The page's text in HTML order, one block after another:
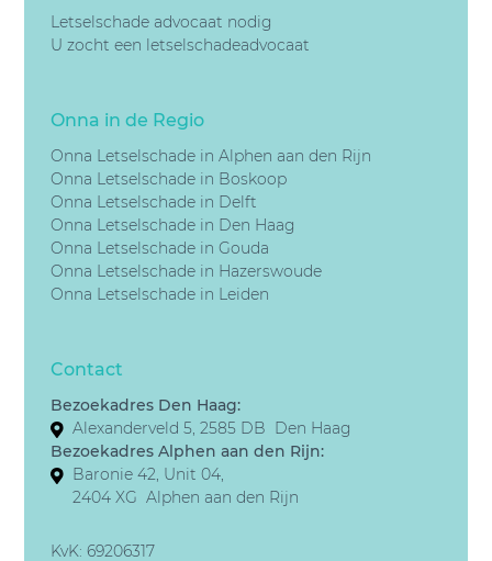
Letselschade advocaat nodig
U zocht een letselschadeadvocaat
Onna in de Regio
Onna Letselschade in Alphen aan den Rijn
Onna Letselschade in Boskoop
Onna Letselschade in Delft
Onna Letselschade in Den Haag
Onna Letselschade in Gouda
Onna Letselschade in Hazerswoude
Onna Letselschade in Leiden
Contact
Bezoekadres Den Haag:
Alexanderveld 5, 2585 DB Den Haag
Bezoekadres Alphen aan den Rijn:
Baronie 42, Unit 04,
2404 XG Alphen aan den Rijn
KvK: 69206317